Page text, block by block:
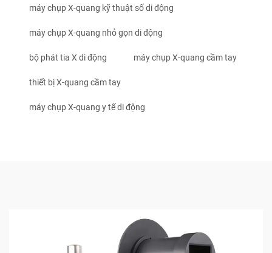
máy chụp X-quang kỹ thuật số di động
máy chụp X-quang nhỏ gọn di động
bộ phát tia X di động máy chụp X-quang cầm tay
thiết bị X-quang cầm tay
máy chụp X-quang y tế di động